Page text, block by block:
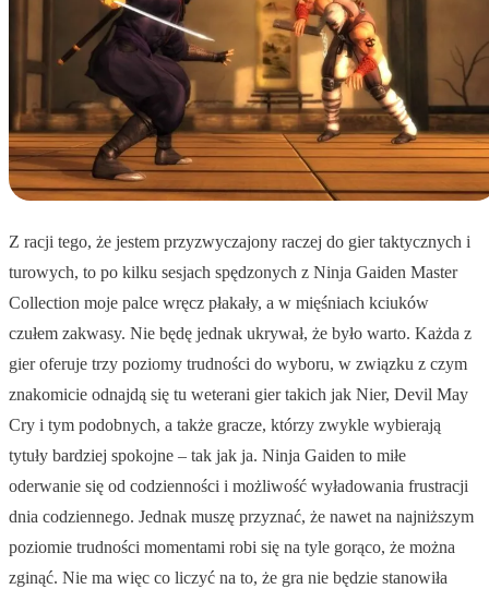
Z racji tego, że jestem przyzwyczajony raczej do gier taktycznych i
turowych, to po kilku sesjach spędzonych z Ninja Gaiden Master
Collection moje palce wręcz płakały, a w mięśniach kciuków
czułem zakwasy. Nie będę jednak ukrywał, że było warto. Każda z
gier oferuje trzy poziomy trudności do wyboru, w związku z czym
znakomicie odnajdą się tu weterani gier takich jak Nier, Devil May
Cry i tym podobnych, a także gracze, którzy zwykle wybierają
tytuły bardziej spokojne – tak jak ja. Ninja Gaiden to miłe
oderwanie się od codzienności i możliwość wyładowania frustracji
dnia codziennego. Jednak muszę przyznać, że nawet na najniższym
poziomie trudności momentami robi się na tyle gorąco, że można
zginąć. Nie ma więc co liczyć na to, że gra nie będzie stanowiła